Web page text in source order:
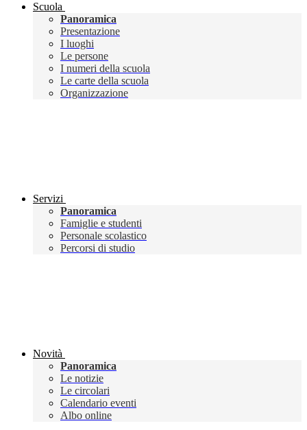
Scuola
Panoramica
Presentazione
I luoghi
Le persone
I numeri della scuola
Le carte della scuola
Organizzazione
Servizi
Panoramica
Famiglie e studenti
Personale scolastico
Percorsi di studio
Novità
Panoramica
Le notizie
Le circolari
Calendario eventi
Albo online